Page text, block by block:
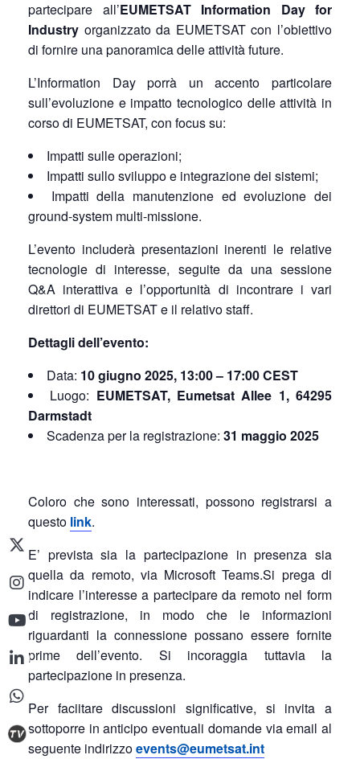
partecipare all’EUMETSAT Information Day for
Industry organizzato da EUMETSAT con l’obiettivo
di fornire una panoramica delle attività future.
L’Information Day porrà un accento particolare
sull’evoluzione e impatto tecnologico delle attività in
corso di EUMETSAT, con focus su:
Impatti sulle operazioni;
Impatti sullo sviluppo e integrazione dei sistemi;
Impatti della manutenzione ed evoluzione dei
ground-system multi-missione.
L’evento includerà presentazioni inerenti le relative
tecnologie di interesse, seguite da una sessione
Q&A interattiva e l’opportunità di incontrare i vari
direttori di EUMETSAT e il relativo staff.
Dettagli dell’evento:
Data: 10 giugno 2025, 13:00 – 17:00 CEST
Luogo: EUMETSAT, Eumetsat Allee 1, 64295
Darmstadt
Scadenza per la registrazione: 31 maggio 2025
Coloro che sono interessati, possono registrarsi a
questo link.
E’ prevista sia la partecipazione in presenza sia
quella da remoto, via Microsoft Teams.Si prega di
indicare l’interesse a partecipare da remoto nel form
di registrazione, in modo che le informazioni
riguardanti la connessione possano essere fornite
prime dell’evento. Si incoraggia tuttavia la
partecipazione in presenza.
Per faciitare discussioni significative, si invita a
sottoporre in anticipo eventuali domande via email al
seguente indirizzoevents@eumetsat.int